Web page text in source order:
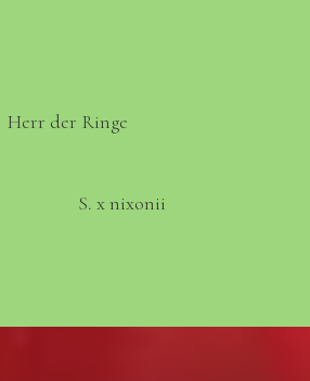
Herr der Ringe
S. x nixonii